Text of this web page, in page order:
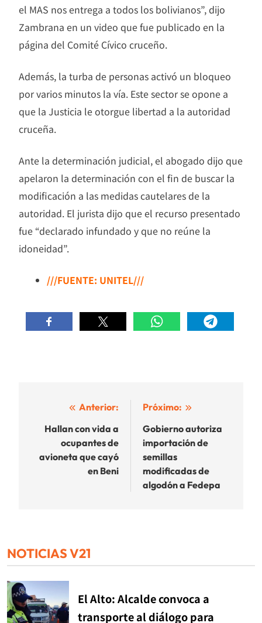
el MAS nos entrega a todos los bolivianos”, dijo
Zambrana en un video que fue publicado en la
página del Comité Cívico cruceño.
Además, la turba de personas activó un bloqueo
por varios minutos la vía. Este sector se opone a
que la Justicia le otorgue libertad a la autoridad
cruceña.
Ante la determinación judicial, el abogado dijo que
apelaron la determinación con el fin de buscar la
modificación a las medidas cautelares de la
autoridad. El jurista dijo que el recurso presentado
fue “declarado infundado y que no reúne la
idoneidad”.
///FUENTE: UNITEL///
Navegación
de
entradas
Anterior:
Hallan con vida a
ocupantes de
avioneta que cayó
en Beni
Próximo:
Gobierno autoriza
importación de
semillas
modificadas de
algodón a Fedepa
NOTICIAS V21
El Alto: Alcalde convoca a
transporte al diálogo para